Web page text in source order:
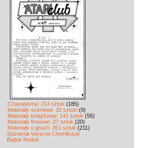
Czasopisma: 714 sztuk (185)
Materiały scenowe: 32 sztuki (9)
Materiały książkowe: 141 sztuk (55)
Materiały firmowe: 27 sztuk (20)
Materiały o grach: 351 sztuk (211)
Spiżarnia Voya na Chomikuj.pl
Bajtek Redux